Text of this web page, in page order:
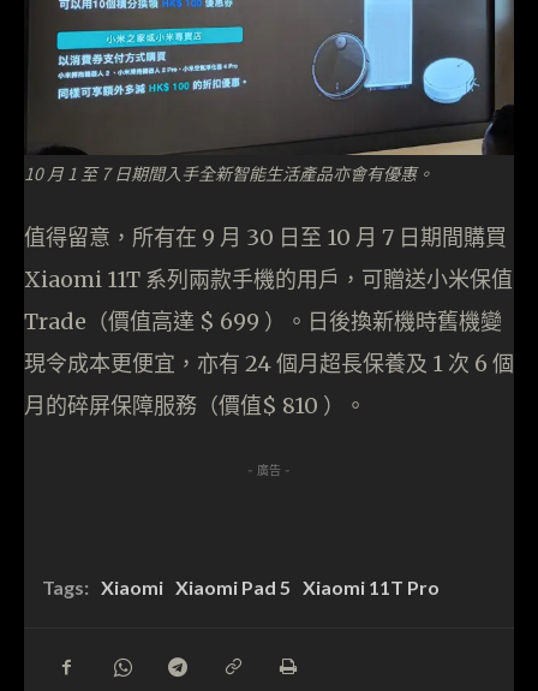
10 月 1 至 7 日期間入手全新智能生活產品亦會有優惠。
值得留意，所有在 9 月 30 日至 10 月 7 日期間購買
Xiaomi 11T 系列兩款手機的用戶，可贈送小米保值
Trade（價值高達 $ 699 ）。日後換新機時舊機變
現令成本更便宜，亦有 24 個月超長保養及 1 次 6 個
月的碎屏保障服務（價值$ 810 ）。
- 廣告 -
Tags: Xiaomi Xiaomi Pad 5 Xiaomi 11T Pro